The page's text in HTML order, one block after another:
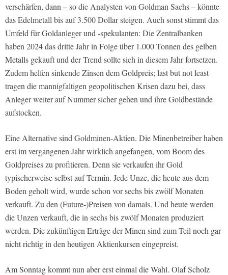
verschärfen, dann – so die Analysten von Goldman Sachs – könnte
das Edelmetall bis auf 3.500 Dollar steigen. Auch sonst stimmt das
Umfeld für Goldanleger und -spekulanten: Die Zentralbanken
haben 2024 das dritte Jahr in Folge über 1.000 Tonnen des gelben
Metalls gekauft und der Trend sollte sich in diesem Jahr fortsetzen.
Zudem helfen sinkende Zinsen dem Goldpreis; last but not least
tragen die mannigfaltigen geopolitischen Krisen dazu bei, dass
Anleger weiter auf Nummer sicher gehen und ihre Goldbestände
aufstocken.
Eine Alternative sind Goldminen-Aktien. Die Minenbetreiber haben
erst im vergangenen Jahr wirklich angefangen, vom Boom des
Goldpreises zu profitieren. Denn sie verkaufen ihr Gold
typischerweise selbst auf Termin. Jede Unze, die heute aus dem
Boden geholt wird, wurde schon vor sechs bis zwölf Monaten
verkauft. Zu den (Future-)Preisen von damals. Und heute werden
die Unzen verkauft, die in sechs bis zwölf Monaten produziert
werden. Die zukünftigen Erträge der Minen sind zum Teil noch gar
nicht richtig in den heutigen Aktienkursen eingepreist.
Am Sonntag kommt nun aber erst einmal die Wahl. Olaf Scholz